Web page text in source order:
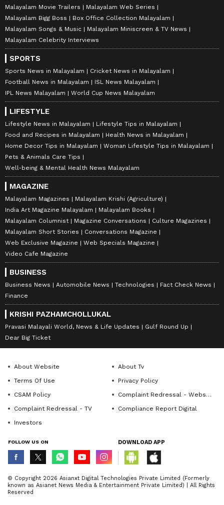
Malayalam Movie Trailers
Malayalam Web Series
Malayalam Bigg Boss
Box Office Collection Malayalam
Malayalam Songs & Music
Malayalam Miniscreen & TV News
Malayalam Celebrity Interviews
SPORTS
Sports News in Malayalam
Cricket News in Malayalam
Football News in Malayalam
ISL News Malayalam
IPL News Malayalam
World Cup News Malayalam
LIFESTYLE
Lifestyle News in Malayalam
Lifestyle Tips in Malayalam
Food and Recipes in Malayalam
Health News in Malayalam
Home Decor Tips in Malayalam
Woman Lifestyle Tips in Malayalam
Pets & Animals Care Tips
Well-being & Mental Health News Malayalam
MAGAZINE
Malayalam Magazines
Malayalam Krishi (Agriculture)
India Art Magazine Malayalam
Malayalam Books
Malayalam Columnist
Magazine Conversations
Culture Magazines
Malayalam Short Stories
Conversations Magazine
Web Exclusive Magazine
Web Specials Magazine
Video Cafe Magazine
BUSINESS
Business News Automobile News Technologies
Fact Check News
Finance
KRISHI PAZHAMCHOLLUKAL
Pravasi Malayali World, News & Life Updates
Gulf Round Up
Dear Big Ticket
About Website
About Tv
Terms Of Use
Privacy Policy
CSAM Policy
Complaint Redressal - Website
Complaint Redressal - TV
Compliance Report Digital
Investors
FOLLOW US ON DOWNLOAD APP
© Copyright 2026 Asianxt Digital Technologies Private Limited (Formerly
known as Asianet News Media & Entertainment Private Limited) | All Rights
Reserved